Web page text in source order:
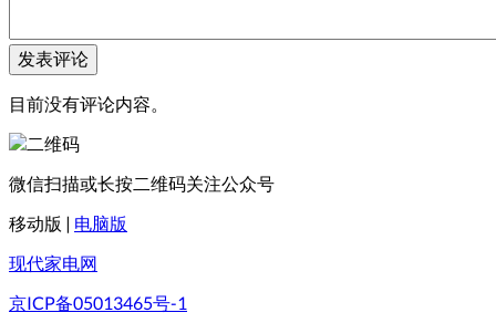
目前没有评论内容。
微信扫描或长按二维码关注公众号
移动版 | 电脑版
现代家电网
京ICP备05013465号-1